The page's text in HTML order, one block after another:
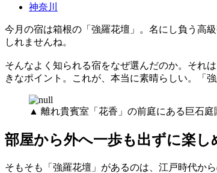
神奈川
今月の宿は箱根の「強羅花壇」。名にし負う高
しれませんね。
そんなよく知られる宿をなぜ選んだのか。それ
きなポイント。これが、本当に素晴らしい。「
▲ 離れ貴賓室「花香」の前庭にある巨石
部屋から外へ一歩も出ずに楽し
そもそも「強羅花壇」があるのは、江戸時代か